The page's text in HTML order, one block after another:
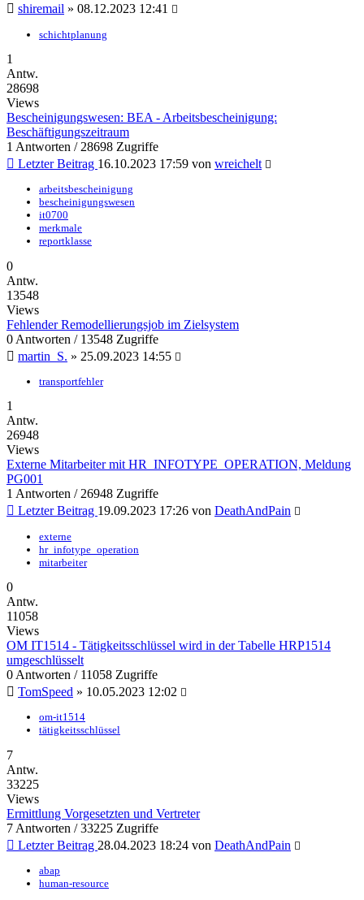
shiremail » 08.12.2023 12:41
schichtplanung
1
Antw.
28698
Views
Bescheinigungswesen: BEA - Arbeitsbescheinigung:
Beschäftigungszeitraum
1 Antworten / 28698 Zugriffe
Letzter Beitrag 16.10.2023 17:59 von wreichelt
arbeitsbescheinigung
bescheinigungswesen
it0700
merkmale
reportklasse
0
Antw.
13548
Views
Fehlender Remodellierungsjob im Zielsystem
0 Antworten / 13548 Zugriffe
martin_S. » 25.09.2023 14:55
transportfehler
1
Antw.
26948
Views
Externe Mitarbeiter mit HR_INFOTYPE_OPERATION, Meldung
PG001
1 Antworten / 26948 Zugriffe
Letzter Beitrag 19.09.2023 17:26 von DeathAndPain
externe
hr_infotype_operation
mitarbeiter
0
Antw.
11058
Views
OM IT1514 - Tätigkeitsschlüssel wird in der Tabelle HRP1514
umgeschlüsselt
0 Antworten / 11058 Zugriffe
TomSpeed » 10.05.2023 12:02
om-it1514
tätigkeitsschlüssel
7
Antw.
33225
Views
Ermittlung Vorgesetzten und Vertreter
7 Antworten / 33225 Zugriffe
Letzter Beitrag 28.04.2023 18:24 von DeathAndPain
abap
human-resource